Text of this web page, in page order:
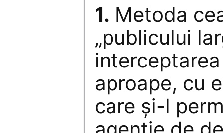
1. Metoda
„publicului
aproape, cu
care şi-l